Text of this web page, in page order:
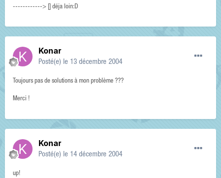
------------> [] déja loin:D
Konar
Posté(e) le 13 décembre 2004
Toujours pas de solutions à mon problème ???
Merci !
Konar
Posté(e) le 14 décembre 2004
up!